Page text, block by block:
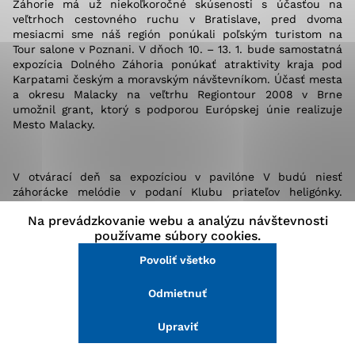
Záhorie má už niekoľkoročné skúsenosti s účasťou na
veľtrhoch cestovného ruchu v Bratislave, pred dvoma
mesiacmi sme náš región ponúkali poľským turistom na
Tour salone vPoznani. V dňoch 10. – 13. 1. bude samostatná
expozícia Dolného Záhoria ponúkať atraktivity kraja pod
Karpatami českým a moravským návštevníkom. Účasť mesta
a okresu Malacky na veľtrhu Regiontour 2008v Brne
umožnil grant, ktorý s podporou Európskej únie realizuje
Mesto Malacky.
V otvárací deň sa expozíciou v pavilóne V budú niesť
záhorácke melódie v podaní Klubu priateľov heligónky.
propagačným materiálom – brožúrou o atraktivitách
regiónu, komplexnou ponukou ubytovania a pohľadnicami
á na cykloturistiku a turistiku, ako kraj
a sakrálnej architektúry i ako región, v ktorom sa ľudia
návštevníci pozvánku na tradičné podujatia
nadregionálneho významu: stupavský Deň zelá, Prvomájové
Na prevádzkovanie webu a analýzu návštevnosti
používame súbory cookies.
Povoliť všetko
Odmietnuť
Upraviť
stránke a prístup k zabezpečeným oblastiam webovej
stránky. Bez týchto súborov cookie nemôže web
správne fungovať.
Analytické cookies
Analytické cookies pomáhajú prevádzkovateľovi stránok
pochopiť, ako návštevníci stránok stránku používajú,
možné ich spojiť s konkrétnou osobou.
Povoliť všetko
Uložiť nastavenia
Viac informácií